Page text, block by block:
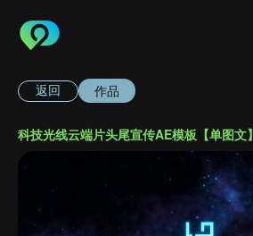
返回 作品
科技光线云端片头尾宣传AE模板【单图文】